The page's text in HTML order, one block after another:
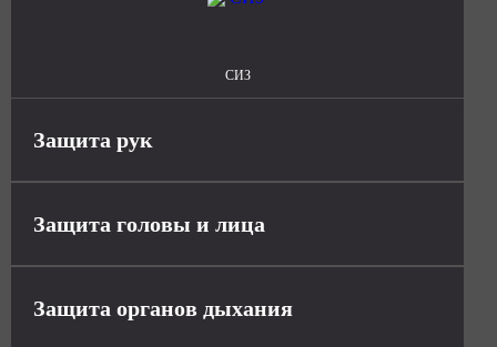
СИЗ
Защита рук
Защита головы и лица
Защита органов дыхания